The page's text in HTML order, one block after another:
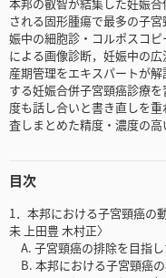
される固形腫瘍で最多の子
娠中の細胞診・コルポスコ
による画像診断，妊娠中の
産期管理をエキスパートが
する妊娠合併子宮頸癌診療
度も話し合いと書き直しを
査しまとめた精度・濃度の高
目次
1．本邦における子宮頸癌の
未 上田豊 木村正〉
A. 子宮頸癌の排除を目指
B. 本邦における子宮頸癌